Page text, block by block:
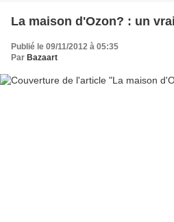
La maison d'Ozon? : un
Publié le 09/11/2012 à 05:35
Par Bazaart